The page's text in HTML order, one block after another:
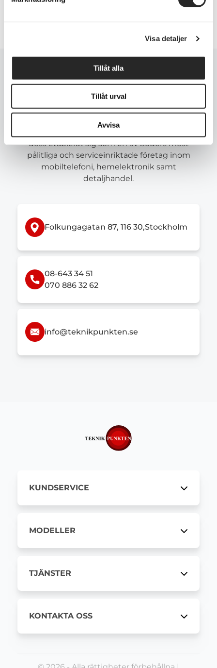
Visa detaljer
Tillåt alla
Tillåt urval
Avvisa
Om oss
dess etablerat sig som en av Söders mest
pålitliga och serviceinriktade företag inom
mobiltelefoni, hemelektronik samt
detaljhandel.
Folkungagatan 87, 116 30,Stockholm
08-643 34 51
070 886 32 62
info@teknikpunkten.se
KUNDSERVICE
MODELLER
TJÄNSTER
KONTAKTA OSS